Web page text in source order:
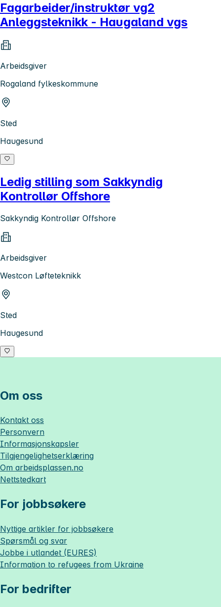
Fagarbeider/instruktør vg2
Anleggsteknikk - Haugaland vgs
Arbeidsgiver
Rogaland fylkeskommune
Sted
Haugesund
Ledig stilling som Sakkyndig
Kontrollør Offshore
Sakkyndig Kontrollør Offshore
Arbeidsgiver
Westcon Løfteteknikk
Sted
Haugesund
Om oss
Kontakt oss
Personvern
Informasjonskapsler
Tilgjengelighetserklæring
Om arbeidsplassen.no
Nettstedkart
For jobbsøkere
Nyttige artikler for jobbsøkere
Spørsmål og svar
Jobbe i utlandet (EURES)
Information to refugees from Ukraine
For bedrifter